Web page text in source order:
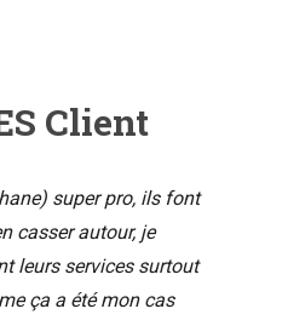
Client
super pro, ils font
casser autour, je
leurs services surtout
ça a été mon cas